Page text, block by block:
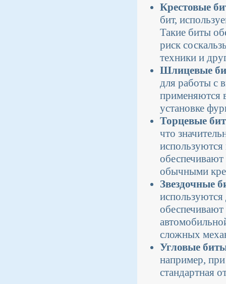
Крестовые
бит,
Такие биты
риск
техники и
Шлицевые
для работы с
применяются
установке
Торцевые
что
используются
обычными
Звездочные
сложных
Угловые
например,
стандартная